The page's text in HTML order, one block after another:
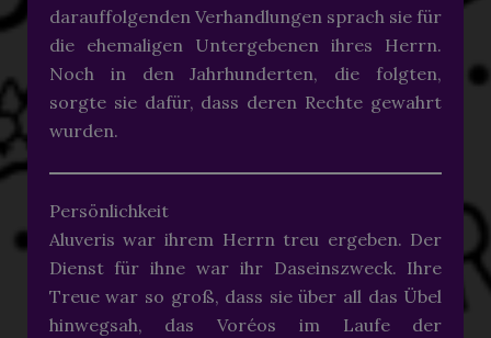
darauffolgenden Verhandlungen sprach sie für
die ehemaligen Untergebenen ihres Herrn.
Noch in den Jahrhunderten, die folgten,
sorgte sie dafür, dass deren Rechte gewahrt
wurden.
Persönlichkeit
Aluveris war ihrem Herrn treu ergeben. Der
Dienst für ihne war ihr Daseinszweck. Ihre
Treue war so groß, dass sie über all das Übel
hinwegsah, das Voréos im Laufe der